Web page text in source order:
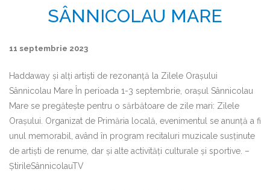
SÂNNICOLAU MARE
11 septembrie 2023
Haddaway și alți artiști de rezonanță la Zilele Orașului
Sânnicolau Mare În perioada 1-3 septembrie, orașul Sânnicolau
Mare se pregătește pentru o sărbătoare de zile mari: Zilele
Orașului. Organizat de Primăria locală, evenimentul se anunță a fi
unul memorabil, având în program recitaluri muzicale susținute
de artiști de renume, dar și alte activități culturale și sportive. –
ȘtirileSânnicolauTV